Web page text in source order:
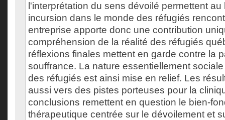
l'interprétation du sens dévoilé permettent au
incursion dans le monde des réfugiés
entreprise apporte donc une contribution
compréhension de la réalité des réfugiés
réflexions finales mettent en garde contre la
souffrance. La nature essentiellement
des réfugiés est ainsi mise en relief. Les
aussi vers des pistes porteuses pour la
conclusions remettent en question le bien-
thérapeutique centrée sur le dévoilement et